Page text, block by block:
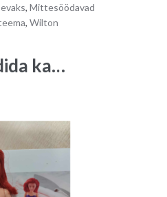
, Mittesöödavad
, Wilton
ka…